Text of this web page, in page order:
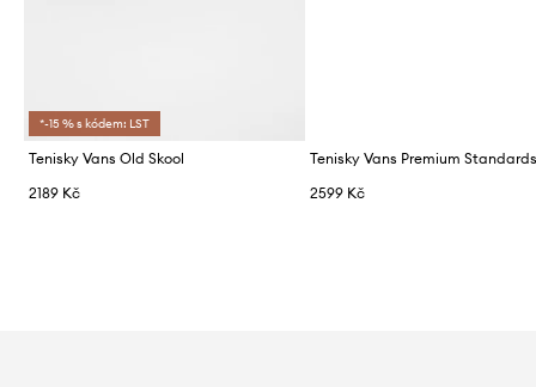
*-15 % s kódem: LST
Tenisky Vans Old Skool
2189 Kč
2599 Kč